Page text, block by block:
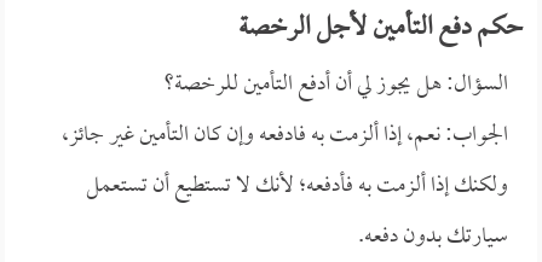
حكم دفع التأمين لأجل الرخصة
السؤال: هل يجوز لي أن أدفع التأمين للرخصة؟
الجواب: نعم، إذا ألزمت به فادفعه وإن كان التأمين غير جائز،
ولكنك إذا ألزمت به فأدفعه؛ لأنك لا تستطيع أن تستعمل
سيارتك بدون دفعه.